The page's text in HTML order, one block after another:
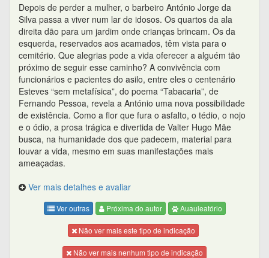
Depois de perder a mulher, o barbeiro António Jorge da
Silva passa a viver num lar de idosos. Os quartos da ala
direita dão para um jardim onde crianças brincam. Os da
esquerda, reservados aos acamados, têm vista para o
cemitério. Que alegrias pode a vida oferecer a alguém tão
próximo de seguir esse caminho? A convivência com
funcionários e pacientes do asilo, entre eles o centenário
Esteves “sem metafísica”, do poema “Tabacaria”, de
Fernando Pessoa, revela a António uma nova possibilidade
de existência. Como a flor que fura o asfalto, o tédio, o nojo
e o ódio, a prosa trágica e divertida de Valter Hugo Mãe
busca, na humanidade dos que padecem, material para
louvar a vida, mesmo em suas manifestações mais
ameaçadas.
Ver mais detalhes e avaliar
Ver outras Próxima do autor Auauleatório
Não ver mais este tipo de indicação
Não ver mais nenhum tipo de indicação